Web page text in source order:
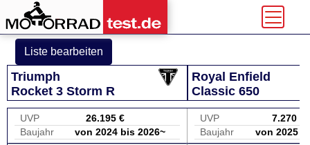
Liste bearbeiten
Triumph
Rocket 3 Storm R
Royal Enfield
Classic 650
UVP
26.195 €
Baujahr
von 2024 bis 2026~
UVP
7.270 €
Baujahr
von 2025